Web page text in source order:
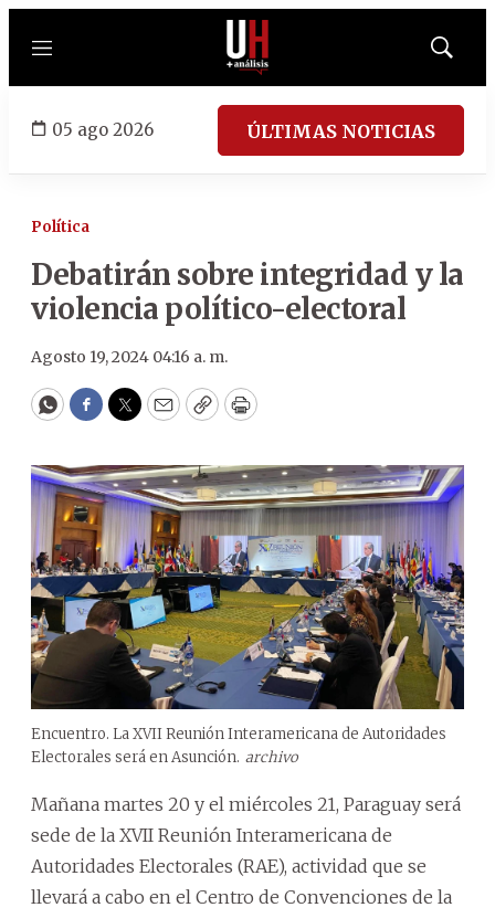
Menú
Mostrar
05 ago 2026 ÚLTIMAS NOTICIAS
Política
Debatirán sobre integridad y la
violencia político-electoral
Agosto 19, 2024 04:16 a. m.
WhatsApp
Facebook
Twitter
EmailCopyPrint
Encuentro. La XVII Reunión Interamericana de Autoridades
Electorales será en Asunción. archivo
Mañana martes 20 y el miércoles 21, Paraguay será
sede de la XVII Reunión Interamericana de
Autoridades Electorales (RAE), actividad que se
llevará a cabo en el Centro de Convenciones de la